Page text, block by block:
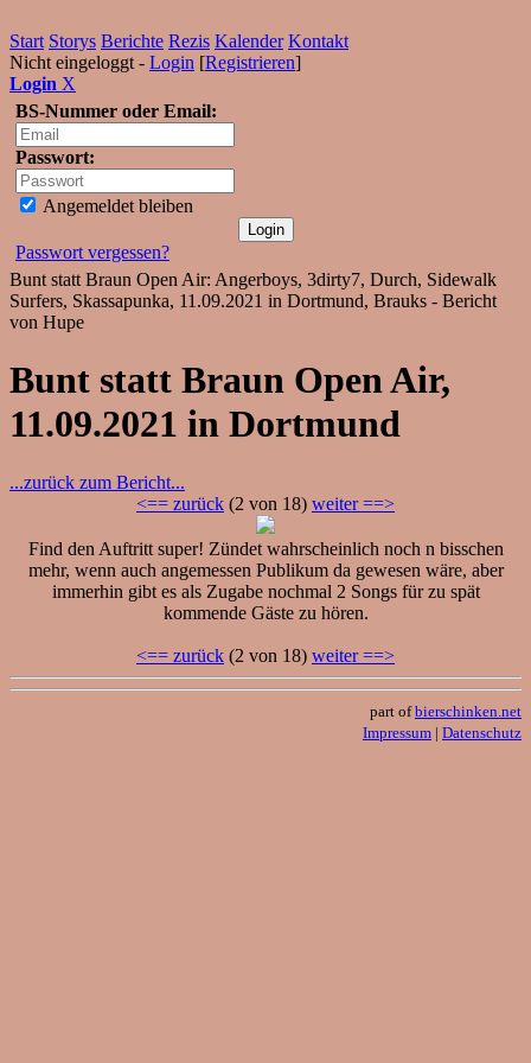
Start Storys Berichte Rezis Kalender Kontakt
Nicht eingeloggt - Login [Registrieren]
Login X
BS-Nummer oder Email:
Passwort:
Angemeldet bleiben
Passwort vergessen?
Bunt statt Braun Open Air: Angerboys, 3dirty7, Durch, Sidewalk
Surfers, Skassapunka, 11.09.2021 in Dortmund, Brauks - Bericht
von Hupe
Bunt statt Braun Open Air,
11.09.2021 in Dortmund
...zurück zum Bericht...
<== zurück (2 von 18) weiter ==>
Find den Auftritt super! Zündet wahrscheinlich noch n bisschen
mehr, wenn auch angemessen Publikum da gewesen wäre, aber
immerhin gibt es als Zugabe nochmal 2 Songs für zu spät
kommende Gäste zu hören.
<== zurück (2 von 18) weiter ==>
part ofbierschinken.net
Impressum | Datenschutz